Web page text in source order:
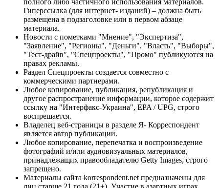
Гиперссылка (для интернет- изданий) – должна быть
размещена в подзаголовке или в первом абзаце
материала.
Новости с пометками "Мнение", "Экспертиза",
"Заявление", "Регионы", "Деньги", "Власть", "Выборы",
"Тест-драйв", "Спецпроекты", "Промо" публикуются на
правах рекламы.
Раздел Спецпроекты создается совместно с
коммерческими партнерами.
Любое копирование, публикация, републикация и
другое распространение информации, которое содержит
ссылку на "Интерфакс-Украина", EPA / UPG, строго
воспрещается.
Владелец веб-страницы в разделе Я- Корреспондент
является автор публикации.
Любое копирование, перепечатка и воспроизведение
фотографий и/или аудиовизуальных материалов,
принадлежащих правообладателю Getty Images, строго
запрещено.
Материалы сайта korrespondent.net предназначены для
лиц старше 21 года (21+). Участие в азартных играх